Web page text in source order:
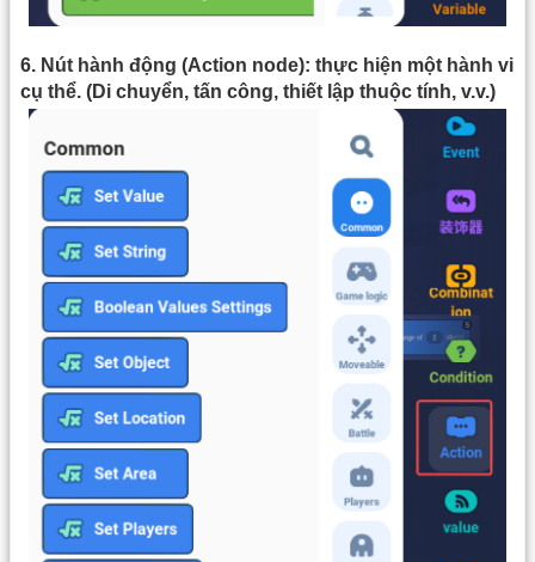
6. Nút hành động (Action node): thực hiện một hành vi
cụ thể. (Di chuyển, tấn công, thiết lập thuộc tính, v.v.)